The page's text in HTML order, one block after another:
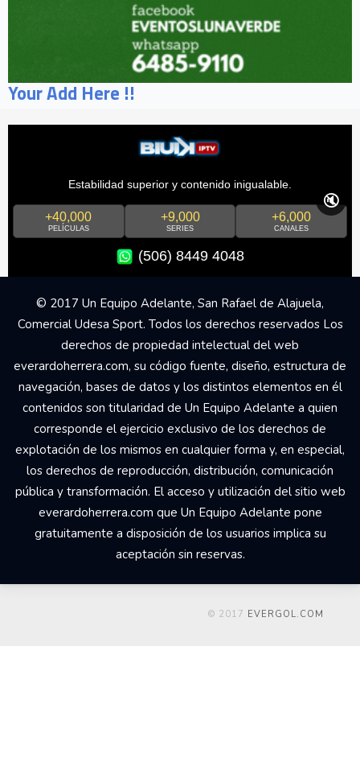
Your Add Here !!
Estabilidad superior y contenido inigualable.
+40,000
PELÍCULAS
+9,000
SERIES
+6,000
CANALES
(506) 8449 4048
🔇
© 2017 Un Equipo Adelante, San Rafael de Alajuela,
Comercial Udesa Sport. Todos los derechos reservados Los
derechos de propiedad intelectual del web
everardoherrera.com, su código fuente, diseño, estructura de
navegación, bases de datos y los distintos elementos en él
contenidos son titularidad de Un Equipo Adelante a quien
corresponde el ejercicio exclusivo de los derechos de
explotación de los mismos en cualquier forma y, en especial,
los derechos de reproducción, distribución, comunicación
pública y transformación. El acceso y utilización del sitio web
everardoherrera.com que Un Equipo Adelante pone
gratuitamente a disposición de los usuarios implica su
aceptación sin reservas.
© 2017 EVERGOL.COM